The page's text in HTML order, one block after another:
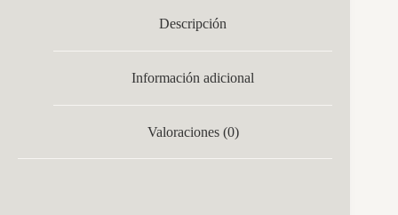
Descripción
Información adicional
Valoraciones (0)